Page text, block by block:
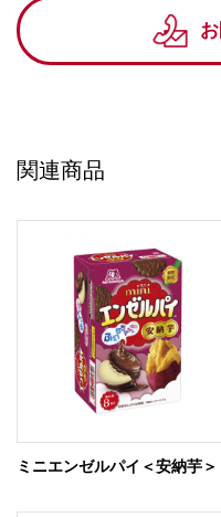
関連商品
ミニエンゼルパイ＜安納芋＞